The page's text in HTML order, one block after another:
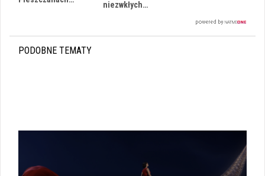
niezwkłych…
PODOBNE TEMATY